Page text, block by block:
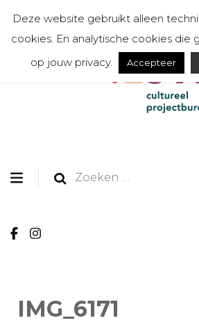
Zoeken
IMG_6171
Deze website gebruikt alleen
cookies. En analytische cookies die
op jouw privacy.
Accepteer